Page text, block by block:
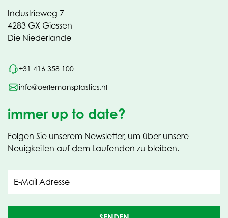
Industrieweg 7
4283 GX Giessen
Die Niederlande
+31 416 358 100
info@oerlemansplastics.nl
immer up to date?
Folgen Sie unserem Newsletter, um über unsere
Neuigkeiten auf dem Laufenden zu bleiben.
E-Mail Adresse